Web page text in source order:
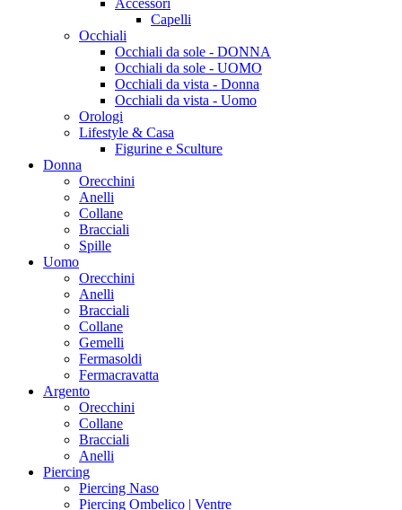
Capelli
Occhiali
Occhiali da sole - DONNA
Occhiali da sole - UOMO
Occhiali da vista - Donna
Occhiali da vista - Uomo
Orologi
Lifestyle & Casa
Figurine e Sculture
Donna
Orecchini
Anelli
Collane
Bracciali
Spille
Uomo
Orecchini
Anelli
Bracciali
Collane
Gemelli
Fermasoldi
Fermacravatta
Argento
Orecchini
Collane
Bracciali
Anelli
Piercing
Piercing Naso
Piercing Ombelico | Ventre